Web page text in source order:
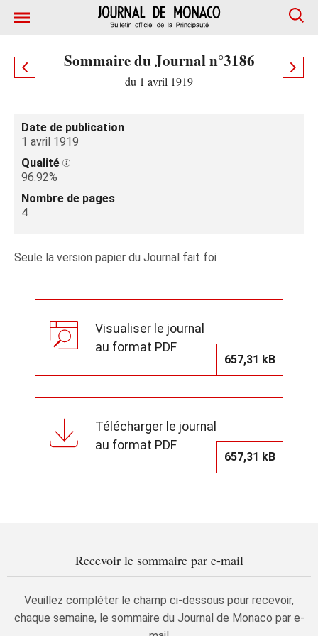
Sommaire du Journal n°3186
du 1 avril 1919
Date de publication
1 avril 1919
Qualité
96.92%
Nombre de pages
4
Seule la version papier du Journal fait foi
Visualiser le journal
au format PDF
657,31 kB
Télécharger le journal
au format PDF
657,31 kB
Recevoir le sommaire par e-mail
Veuillez compléter le champ ci-dessous pour recevoir,
chaque semaine, le sommaire du Journal de Monaco par e-